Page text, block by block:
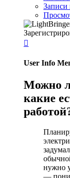
Записи

User Info
Можно
какие
нужно